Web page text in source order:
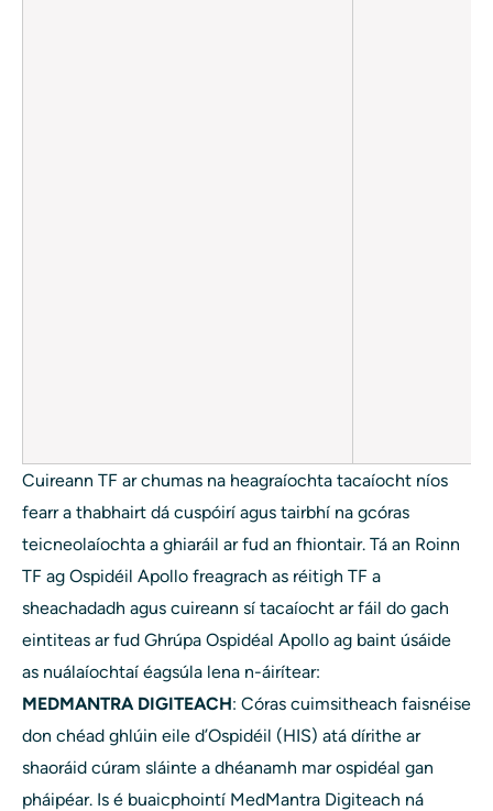
Cuireann TF ar chumas na heagraíochta tacaíocht níos
fearr a thabhairt dá cuspóirí agus tairbhí na gcóras
teicneolaíochta a ghiaráil ar fud an fhiontair. Tá an Roinn
TF ag Ospidéil Apollo freagrach as réitigh TF a
sheachadadh agus cuireann sí tacaíocht ar fáil do gach
eintiteas ar fud Ghrúpa Ospidéal Apollo ag baint úsáide
as nuálaíochtaí éagsúla lena n-áirítear:
MEDMANTRA DIGITEACH: Córas cuimsitheach faisnéise
don chéad ghlúin eile d’Ospidéil (HIS) atá dírithe ar
shaoráid cúram sláinte a dhéanamh mar ospidéal gan
pháipéar. Is é buaicphointí MedMantra Digiteach ná